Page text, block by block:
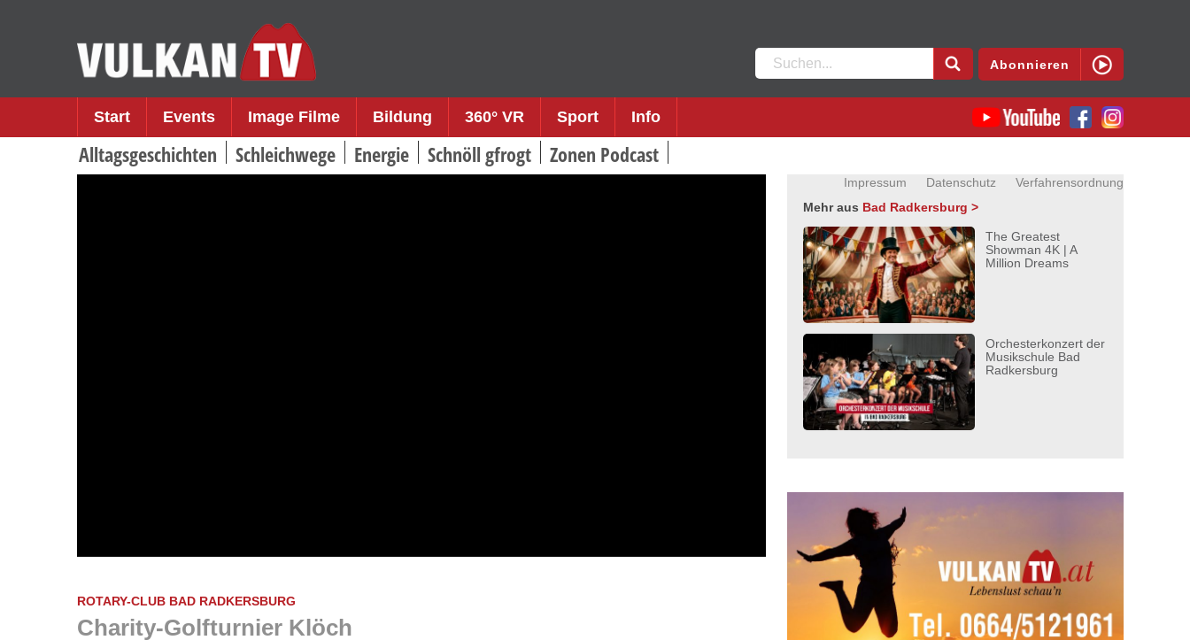
Suchen
nach:
Abonnieren
Start Events Image Filme Bildung 360° VR Sport Info
Alltagsgeschichten Schleichwege Energie Schnöll gfrogt Zonen Podcast
ROTARY-CLUB BAD RADKERSBURG
Charity-Golfturnier Klöch
Impressum Datenschutz
Verfahrensordnung
Mehr aus Bad Radkersburg >
The Greatest
Showman 4K | A
Million Dreams
Orchesterkonzert der
Musikschule Bad
Radkersburg